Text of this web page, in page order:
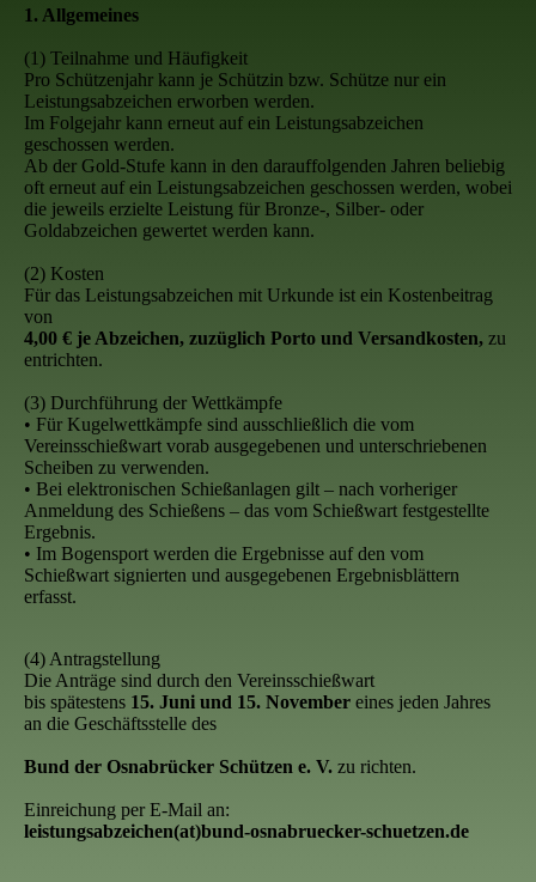
1. Allgemeines
(1) Teilnahme und Häufigkeit
Pro Schützenjahr kann je Schützin bzw. Schütze nur ein
Leistungsabzeichen erworben werden.
Im Folgejahr kann erneut auf ein Leistungsabzeichen
geschossen werden.
Ab der Gold-Stufe kann in den darauffolgenden Jahren beliebig
oft erneut auf ein Leistungsabzeichen geschossen werden, wobei
die jeweils erzielte Leistung für Bronze-, Silber- oder
Goldabzeichen gewertet werden kann.
(2) Kosten
Für das Leistungsabzeichen mit Urkunde ist ein Kostenbeitrag
von
4,00 € je Abzeichen, zuzüglich Porto und Versandkosten, zu
entrichten.
(3) Durchführung der Wettkämpfe
• Für Kugelwettkämpfe sind ausschließlich die vom
Vereinsschießwart vorab ausgegebenen und unterschriebenen
Scheiben zu verwenden.
• Bei elektronischen Schießanlagen gilt – nach vorheriger
Anmeldung des Schießens – das vom Schießwart festgestellte
Ergebnis.
• Im Bogensport werden die Ergebnisse auf den vom
Schießwart signierten und ausgegebenen Ergebnisblättern
erfasst.
(4) Antragstellung
Die Anträge sind durch den Vereinsschießwart
bis spätestens 15. Juni und 15. November eines jeden Jahres
an die Geschäftsstelle des
Bund der Osnabrücker Schützen e. V. zu richten.
Einreichung per E-Mail an:
leistungsabzeichen(at)bund-osnabruecker-schuetzen.de